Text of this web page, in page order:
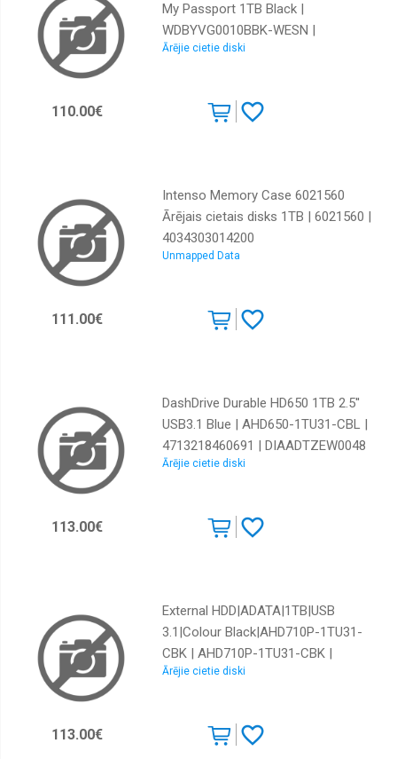
My Passport 1TB Black |
WDBYVG0010BBK-WESN |
718037869469
Ārējie cietie diski
110.00€
Intenso Memory Case 6021560
Ārējais cietais disks 1TB | 6021560 |
4034303014200
Unmapped Data
111.00€
DashDrive Durable HD650 1TB 2.5''
USB3.1 Blue | AHD650-1TU31-CBL |
4713218460691 | DIAADTZEW0048
Ārējie cietie diski
113.00€
External HDD|ADATA|1TB|USB
3.1|Colour Black|AHD710P-1TU31-
CBK | AHD710P-1TU31-CBK |
4713218460394
Ārējie cietie diski
113.00€